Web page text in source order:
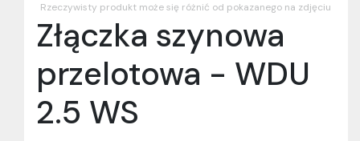
Rzeczywisty produkt może się różnić od pokazanego na zdjęciu
Złączka szynowa
przelotowa - WDU
2.5 WS